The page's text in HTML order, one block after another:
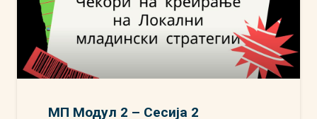
МП Модул 2 – Сесија 2